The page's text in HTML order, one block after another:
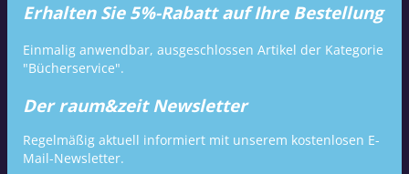
Erhalten Sie 5%-Rabatt auf Ihre Bestellung
Einmalig anwendbar, ausgeschlossen Artikel der Kategorie
"Bücherservice".
Der raum&zeit Newsletter
Regelmäßig aktuell informiert mit unserem kostenlosen E-
Mail-Newsletter.